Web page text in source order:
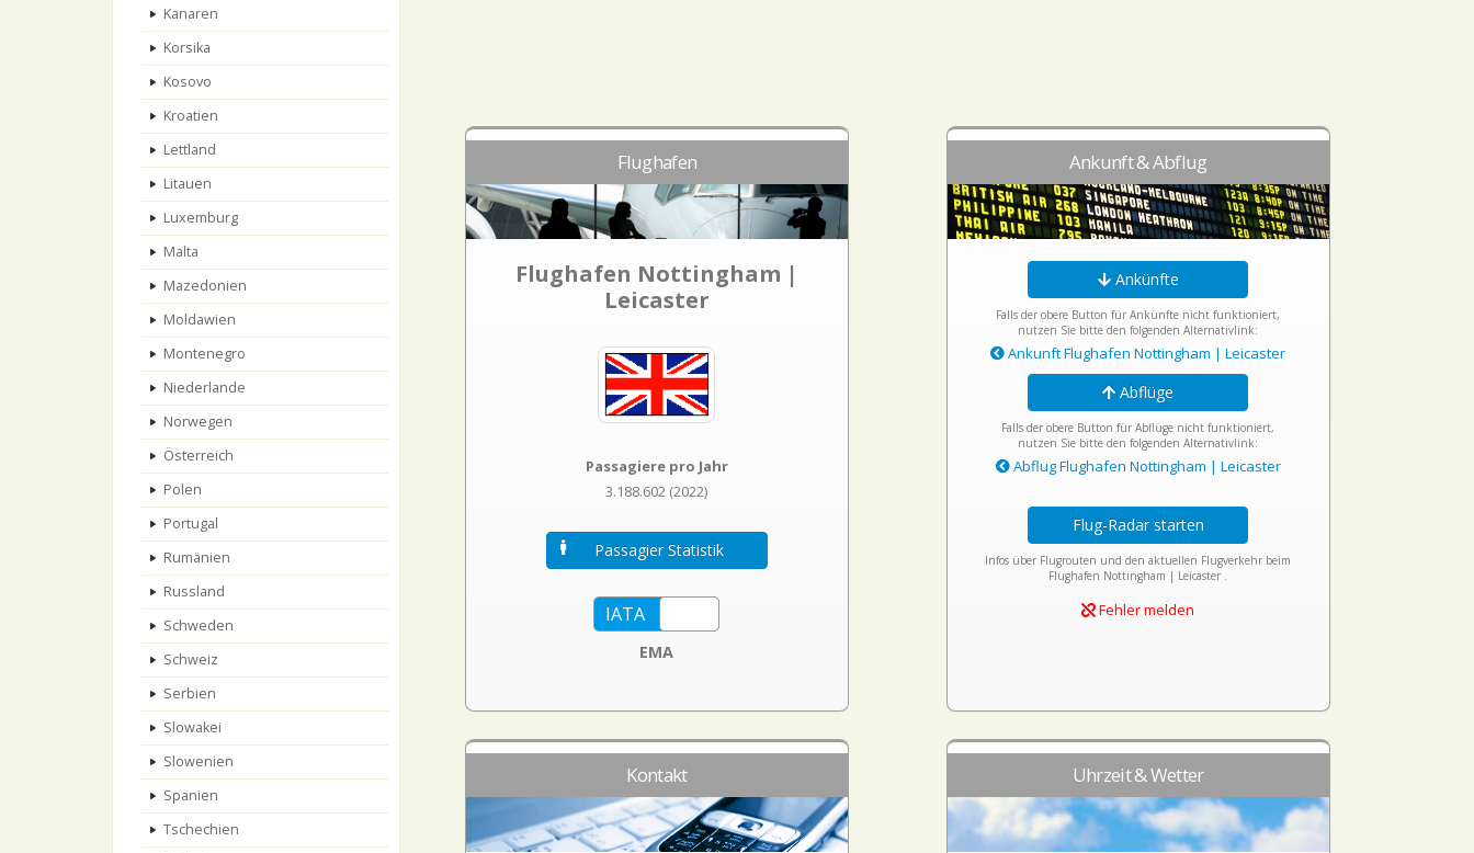
Kanaren
Korsika
Kosovo
Kroatien
Lettland
Litauen
Luxemburg
Malta
Mazedonien
Moldawien
Montenegro
Niederlande
Norwegen
Österreich
Polen
Portugal
Rumänien
Russland
Schweden
Schweiz
Serbien
Slowakei
Slowenien
Spanien
Tschechien
Flughafen
Flughafen Nottingham |
Leicaster
Passagiere pro Jahr
3.188.602 (2022)
Passagier Statistik
EMA
Ankunft & Abflug
Ankünfte
Falls der obere Button für Ankünfte nicht funktioniert,
nutzen Sie bitte den folgenden Alternativlink:
Ankunft Flughafen Nottingham | Leicaster
Abflüge
Falls der obere Button für Abflüge nicht funktioniert,
nutzen Sie bitte den folgenden Alternativlink:
Abflug Flughafen Nottingham | Leicaster
Flug-Radar starten
Infos über Flugrouten und den aktuellen Flugverkehr beim
Flughafen Nottingham | Leicaster .
Fehler melden
Kontakt Uhrzeit & Wetter